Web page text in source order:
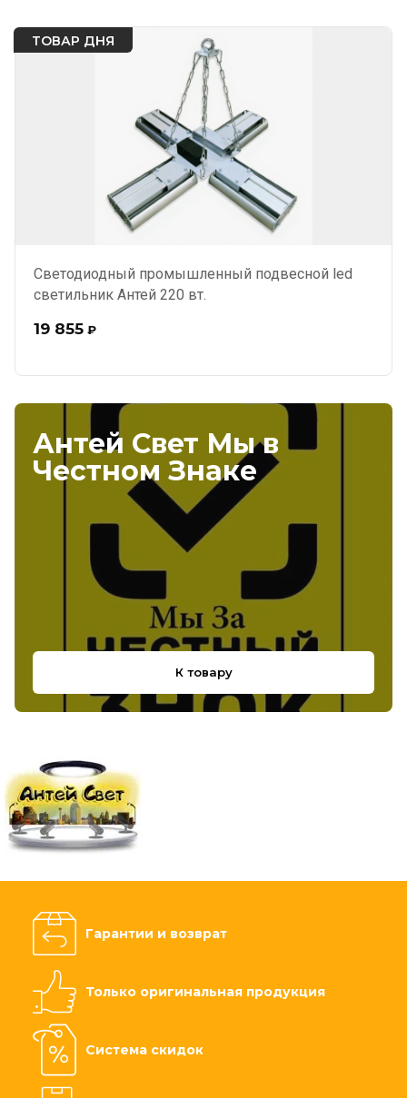
ТОВАР ДНЯ
Светодиодный промышленный подвесной led
светильник Антей 220 вт.
19 855 ₽
Антей Свет Мы в
Честном Знаке
К товару
Гарантии и возврат
Только оригинальная продукция
Система скидок